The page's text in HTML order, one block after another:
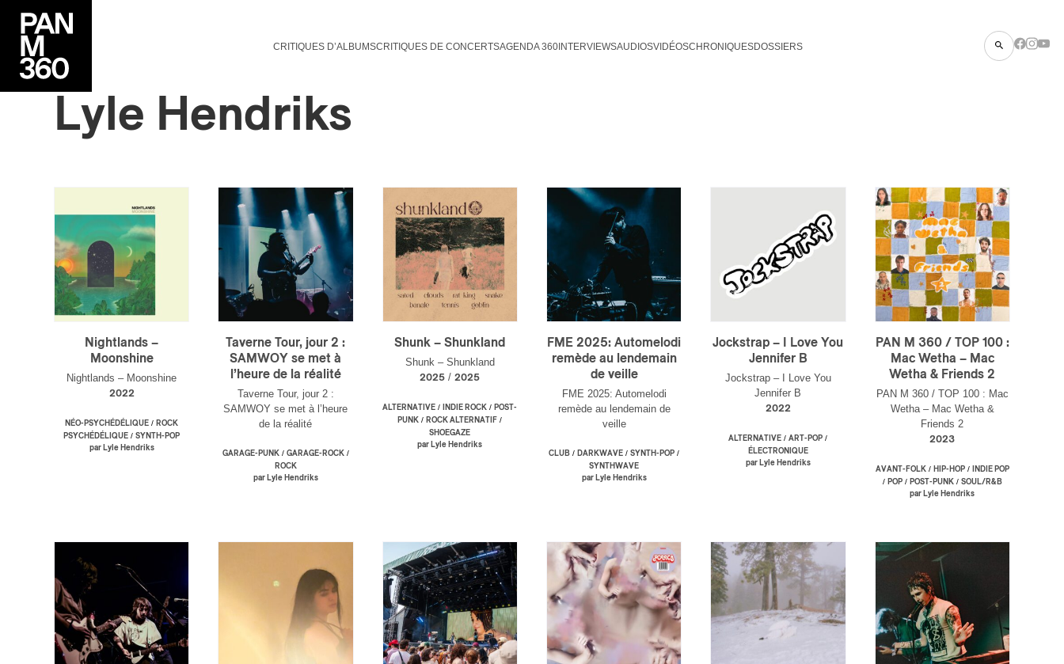
CRITIQUES D’ALBUMSCRITIQUES DE CONCERTSAGENDA 360 INTERVIEWSAUDIOSVIDÉOSCHRONIQUESDOSSIERS
Lyle Hendriks
Nightlands –
Moonshine
Nightlands – Moonshine
2022
NÉO-PSYCHÉDÉLIQUE / ROCK
PSYCHÉDÉLIQUE /SYNTH-POP
par Lyle Hendriks
Taverne Tour, jour 2 :
SAMWOY se met à
l’heure de la réalité
Taverne Tour, jour 2 :
SAMWOY se met à l’heure
de la réalité
GARAGE-PUNK/ GARAGE-ROCK/
ROCK
par Lyle Hendriks
Shunk – Shunkland
Shunk – Shunkland
2025 /2025
ALTERNATIVE / INDIE ROCK / POST-
PUNK / ROCK ALTERNATIF /
SHOEGAZE
par Lyle Hendriks
FME 2025: Automelodi
remède au lendemain
de veille
FME 2025: Automelodi
remède au lendemain de
veille
CLUB / DARKWAVE /SYNTH-POP /
SYNTHWAVE
par Lyle Hendriks
Jockstrap – I Love You
Jennifer B
Jockstrap – I Love You
Jennifer B
2022
ALTERNATIVE /ART-POP /
ÉLECTRONIQUE
par Lyle Hendriks
PAN M 360 / TOP 100 :
Mac Wetha – Mac
Wetha & Friends 2
PAN M 360 / TOP 100 : Mac
Wetha – Mac Wetha &
Friends 2
2023
AVANT-FOLK/ HIP-HOP/ INDIE POP
/ POP/ POST-PUNK/ SOUL/R&B
par Lyle Hendriks